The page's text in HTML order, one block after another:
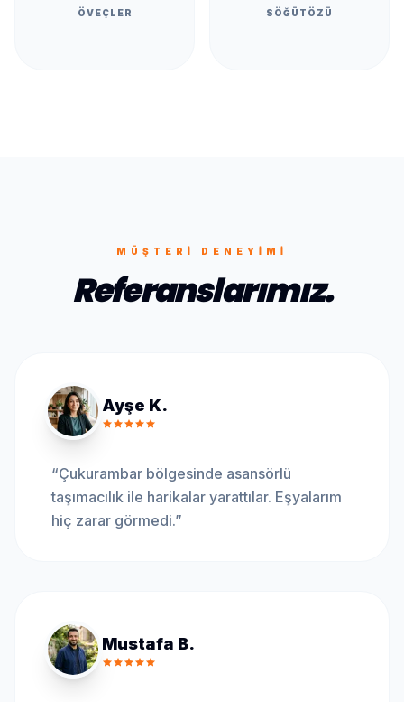
ÖVEÇLER SÖĞÜTÖZÜ
MÜŞTERI DENEYIMI
Referanslarımız.
Ayşe K.
“Çukurambar bölgesinde asansörlü
taşımacılık ile harikalar yarattılar. Eşyalarım
hiç zarar görmedi.”
Mustafa B.